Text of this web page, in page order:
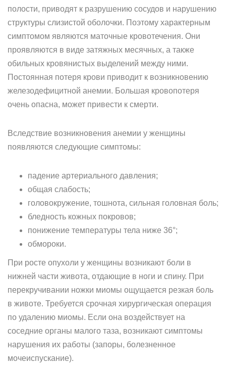
полости, приводят к разрушению сосудов и нарушению
структуры слизистой оболочки. Поэтому характерным
симптомом являются маточные кровотечения. Они
проявляются в виде затяжных месячных, а также
обильных кровянистых выделений между ними.
Постоянная потеря крови приводит к возникновению
железодефицитной анемии. Большая кровопотеря
очень опасна, может привести к смерти.
Вследствие возникновения анемии у женщины
появляются следующие симптомы:
падение артериального давления;
общая слабость;
головокружение, тошнота, сильная головная боль;
бледность кожных покровов;
понижение температуры тела ниже 36°;
обмороки.
При росте опухоли у женщины возникают боли в
нижней части живота, отдающие в ноги и спину. При
перекручивании ножки миомы ощущается резкая боль
в животе. Требуется срочная хирургическая операция
по удалению миомы. Если она воздействует на
соседние органы малого таза, возникают симптомы
нарушения их работы (запоры, болезненное
мочеиспускание).